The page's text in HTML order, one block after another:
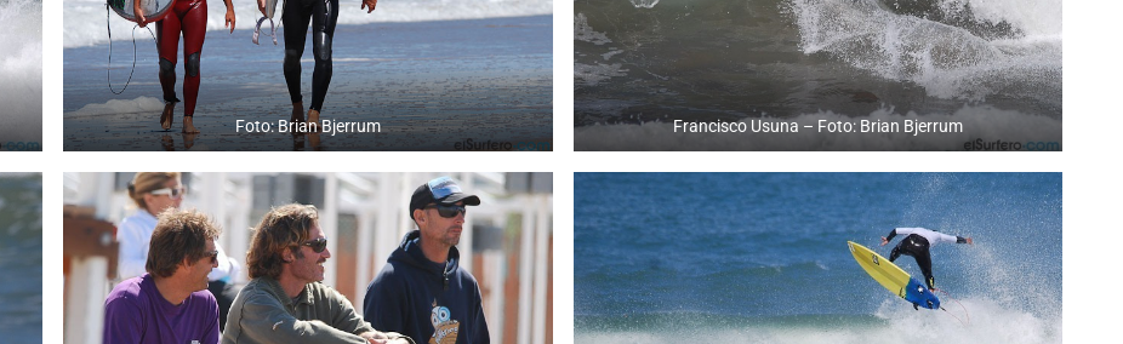
Foto: Brian Bjerrum Francisco Usuna – Foto: Brian Bjerrum